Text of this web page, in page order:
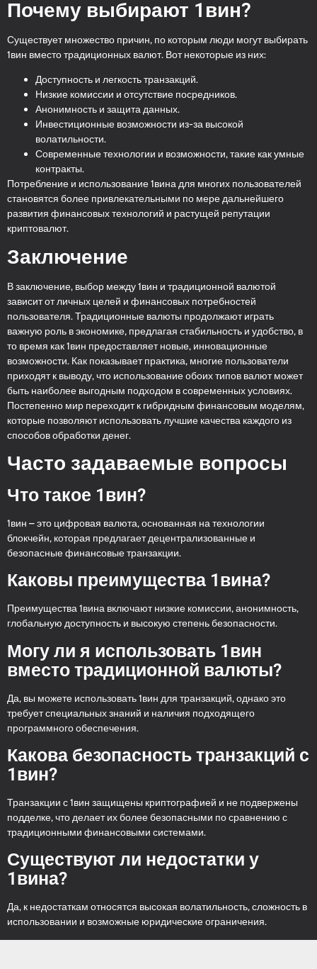
Почему выбирают 1вин?
Существует множество причин, по которым люди могут выбирать
1вин вместо традиционных валют. Вот некоторые из них:
Доступность и легкость транзакций.
Низкие комиссии и отсутствие посредников.
Анонимность и защита данных.
Инвестиционные возможности из-за высокой
волатильности.
Современные технологии и возможности, такие как умные
контракты.
Потребление и использование 1вина для многих пользователей
становятся более привлекательными по мере дальнейшего
развития финансовых технологий и растущей репутации
криптовалют.
Заключение
В заключение, выбор между 1вин и традиционной валютой
зависит от личных целей и финансовых потребностей
пользователя. Традиционные валюты продолжают играть
важную роль в экономике, предлагая стабильность и удобство, в
то время как 1вин предоставляет новые, инновационные
возможности. Как показывает практика, многие пользователи
приходят к выводу, что использование обоих типов валют может
быть наиболее выгодным подходом в современных условиях.
Постепенно мир переходит к гибридным финансовым моделям,
которые позволяют использовать лучшие качества каждого из
способов обработки денег.
Часто задаваемые вопросы
Что такое 1вин?
1вин – это цифровая валюта, основанная на технологии
блокчейн, которая предлагает децентрализованные и
безопасные финансовые транзакции.
Каковы преимущества 1вина?
Преимущества 1вина включают низкие комиссии, анонимность,
глобальную доступность и высокую степень безопасности.
Могу ли я использовать 1вин
вместо традиционной валюты?
Да, вы можете использовать 1вин для транзакций, однако это
требует специальных знаний и наличия подходящего
программного обеспечения.
Какова безопасность транзакций с
1вин?
Транзакции с 1вин защищены криптографией и не подвержены
подделке, что делает их более безопасными по сравнению с
традиционными финансовыми системами.
Существуют ли недостатки у
1вина?
Да, к недостаткам относятся высокая волатильность, сложность в
использовании и возможные юридические ограничения.